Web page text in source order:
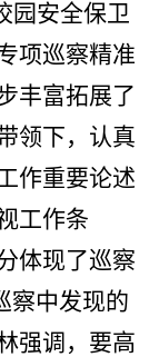
园安全保卫
项巡察精准
丰富拓展了
领下，认真
作重要论述
工作条
体现了巡察
察中发现的
强调，要高